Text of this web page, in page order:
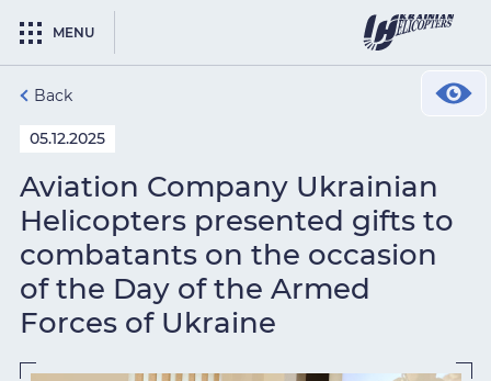
MENU
Back
05.12.2025
Aviation Company Ukrainian
Helicopters presented gifts to
combatants on the occasion
of the Day of the Armed
Forces of Ukraine